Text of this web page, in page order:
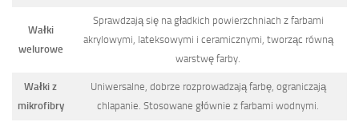
Wałki
welurowe
Sprawdzają się na gładkich powierzchniach z farbami
akrylowymi, lateksowymi i ceramicznymi, tworząc równą
warstwę farby.
Wałki z
mikrofibry
Uniwersalne, dobrze rozprowadzają farbę, ograniczają
chlapanie. Stosowane głównie z farbami wodnymi.